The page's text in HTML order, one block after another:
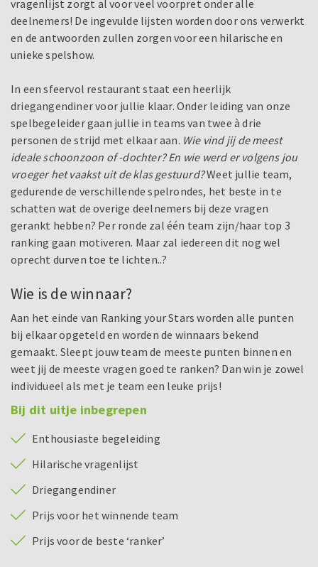
vragenlijst zorgt al voor veel voorpret onder alle
deelnemers! De ingevulde lijsten worden door ons verwerkt
en de antwoorden zullen zorgen voor een hilarische en
unieke spelshow.
In een sfeervol restaurant staat een heerlijk
driegangendiner voor jullie klaar. Onder leiding van onze
spelbegeleider gaan jullie in teams van twee à drie
personen de strijd met elkaar aan. Wie vind jij de meest
ideale schoonzoon of -dochter? En wie werd er volgens jou
vroeger het vaakst uit de klas gestuurd?Weet jullie team,
gedurende de verschillende spelrondes, het beste in te
schatten wat de overige deelnemers bij deze vragen
gerankt hebben? Per ronde zal één team zijn/haar top 3
ranking gaan motiveren. Maar zal iedereen dit nog wel
oprecht durven toe te lichten..?
Wie is de winnaar?
Aan het einde van Ranking your Stars worden alle punten
bij elkaar opgeteld en worden de winnaars bekend
gemaakt. Sleept jouw team de meeste punten binnen en
weet jij de meeste vragen goed te ranken? Dan win je zowel
individueel als met je team een leuke prijs!
Bij dit uitje inbegrepen
Enthousiaste begeleiding
Hilarische vragenlijst
Driegangendiner
Prijs voor het winnende team
Prijs voor de beste ‘ranker’